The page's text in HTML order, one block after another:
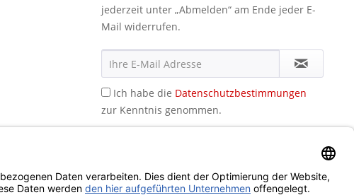
jederzeit unter „Abmelden“ am Ende jeder E-
Mail widerrufen.
Ich habe die Datenschutzbestimmungen
zur Kenntnis genommen.